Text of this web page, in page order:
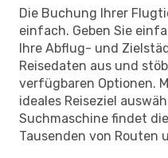
Die Buchung Ihrer
einfach. Geben Sie
Ihre Abflug- und
Reisedaten aus und
verfügbaren Optionen.
ideales Reiseziel
Suchmaschine findet
Tausenden von Routen